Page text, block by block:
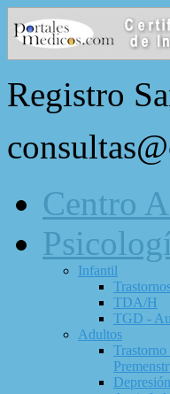
Registro
Centro
Infantil
TDA/H
TGD -
Adultos
Depresión